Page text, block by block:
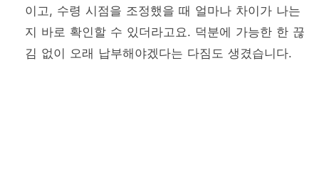
이고, 수령 시점을 조정했을 때 얼마나 차이가 나는
지 바로 확인할 수 있더라고요. 덕분에 가능한 한 끊
김 없이 오래 납부해야겠다는 다짐도 생겼습니다.